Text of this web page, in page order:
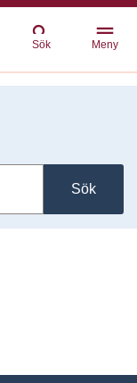
Sök Meny
Sök